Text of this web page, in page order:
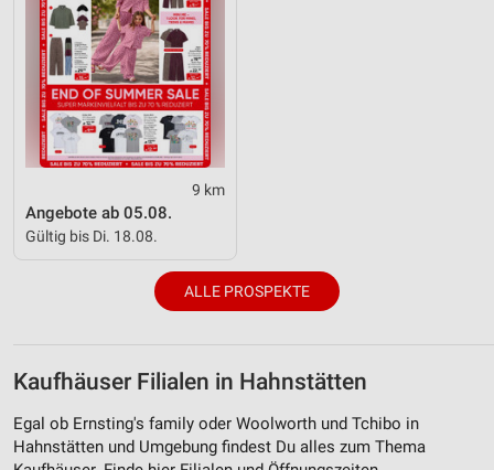
9 km
Angebote ab 05.08.
Gültig bis Di. 18.08.
ALLE PROSPEKTE
Kaufhäuser Filialen in Hahnstätten
Egal ob Ernsting's family oder Woolworth und Tchibo in
Hahnstätten und Umgebung findest Du alles zum Thema